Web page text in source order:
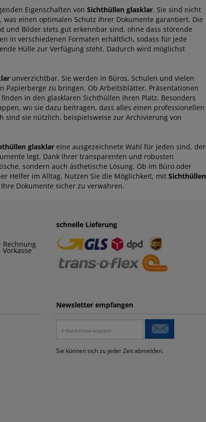
Eigenschaften von Sichthüllen glasklar. Sie sind nicht
einen optimalen Schutz Ihrer Dokumente garantiert. Die
und Bilder stets gut erkennbar sind, ohne dass störende
in verschiedenen Formaten erhältlich, sodass für jede
Hülle zur Verfügung steht. Dadurch wird möglichst
unverzichtbar. Sie werden in Büros, Schulen und vielen
Papierberge zu bringen. Ob Arbeitsblätter, Präsentationen
in den glasklaren Sichthüllen ihren Platz. Besonders
wo sie dazu beitragen, dass alles einen professionellen
sind sie nützlich, beispielsweise zur Archivierung von
glasklareine ausgezeichnete Wahl für jeden sind, der
legt. Dank ihrer transparenten und robusten
sondern auch ästhetische Lösung. Ob im Büro oder
Helfer im Alltag. Nutzen Sie die Möglichkeit, mit Sichthüllen
Dokumente sicher zu verwahren.
· Rechnung
· Vorkasse
schnelle Lieferung
Newsletter empfangen
Sie können sich zu jeder Zeit abmelden.